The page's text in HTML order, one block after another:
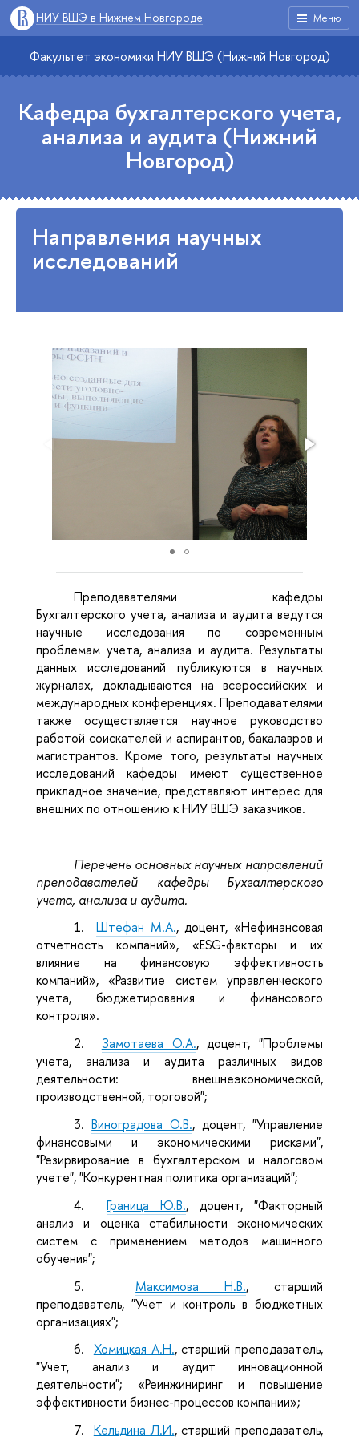
Меню
НИУ ВШЭ в Нижнем Новгороде
Факультет экономики НИУ ВШЭ (Нижний Новгород)
Кафедра бухгалтерского учета,
анализа и аудита (Нижний
Новгород)
Направления научных
исследований
Преподавателями кафедры
Бухгалтерского учета, анализа и аудита ведутся
научные исследования по современным
проблемам учета, анализа и аудита. Результаты
данных исследований публикуются в научных
журналах, докладываются на всероссийских и
международных конференциях. Преподавателями
также осуществляется научное руководство
работой соискателей и аспирантов, бакалавров и
магистрантов. Кроме того, результаты научных
исследований кафедры имеют существенное
прикладное значение, представляют интерес для
внешних по отношению к НИУ ВШЭ заказчиков.
Перечень основных научных направлений
преподавателей кафедры Бухгалтерского
учета, анализа и аудита.
1.
Штефан М.А., доцент, «Нефинансовая
отчетность компаний», «ESG-факторы и их
влияние на финансовую эффективность
компаний», «Развитие систем управленческого
учета, бюджетирования и финансового
контроля».
2.
Замотаева О.А., доцент, "Проблемы
учета, анализа и аудита различных видов
деятельности: внешнеэкономической,
производственной, торговой";
3.Виноградова О.В., доцент, "Управление
финансовыми и экономическими рисками",
"Резирвирование в бухгалтерском и налоговом
учете", "Конкурентная политика организаций";
4.
Граница Ю.В., доцент, "Факторный
анализ и оценка стабильности экономических
систем с применением методов машинного
обучения";
5.
Максимова Н.В., старший
преподаватель, "Учет и контроль в бюджетных
организациях";
6. Хомицкая А.Н., старший преподаватель,
"Учет, анализ и аудит инновационной
деятельности"; «Реинжиниринг и повышение
эффективности бизнес-процессов компании»;
7. Кельдина Л.И., старший преподаватель,